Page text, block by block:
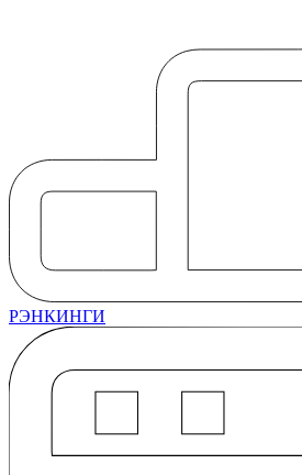
РЭНКИНГИ